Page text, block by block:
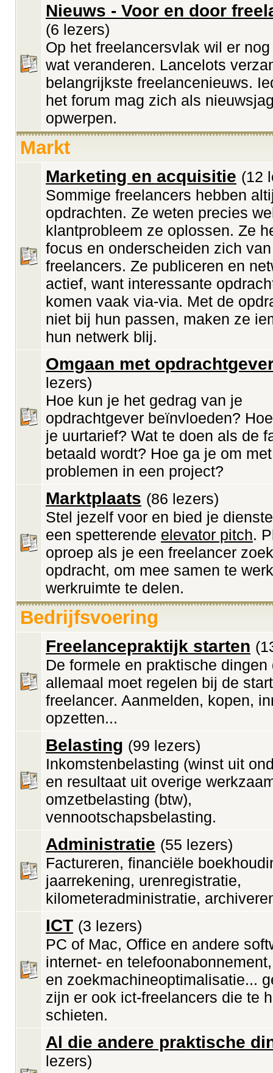
Nieuws - Voor en door
(6 lezers)
Op het freelancersvlak wil er
wat veranderen. Lancelots
belangrijkste freelancenieuws.
het forum mag zich als
opwerpen.
Markt
Marketing en acquisitie (12
Sommige freelancers hebben
opdrachten. Ze weten precies
klantprobleem ze oplossen. Ze
focus en onderscheiden zich
freelancers. Ze publiceren en
actief, want interessante
komen vaak via-via. Met de
niet bij hun passen, maken ze
hun netwerk blij.
Omgaan met
lezers)
Hoe kun je het gedrag van je
opdrachtgever beïnvloeden?
je uurtarief? Wat te doen als de
betaald wordt? Hoe ga je om met
problemen in een project?
Marktplaats (86 lezers)
Stel jezelf voor en bied je
een spetterende elevator pitch.
oproep als je een freelancer
opdracht, om mee samen te
werkruimte te delen.
Bedrijfsvoering
Freelancepraktijk starten
De formele en praktische dingen
allemaal moet regelen bij de
freelancer. Aanmelden, kopen,
opzetten...
Belasting (99 lezers)
Inkomstenbelasting (winst uit
en resultaat uit overige
omzetbelasting (btw),
vennootschapsbelasting.
Administratie (55 lezers)
Factureren, financiële
jaarrekening, urenregistratie,
kilometeradministratie,
ICT (3 lezers)
PC of Mac, Office en andere
internet- en
en zoekmachineoptimalisatie...
zijn er ook ict-freelancers die te
schieten.
Al die andere praktische
lezers)